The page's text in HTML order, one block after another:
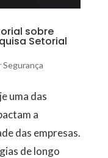
sobre
Setorial
Segurança
uma das
a
das empresas.
de longo